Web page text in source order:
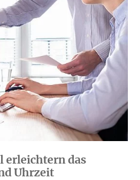
erleichtern das
Uhrzeit